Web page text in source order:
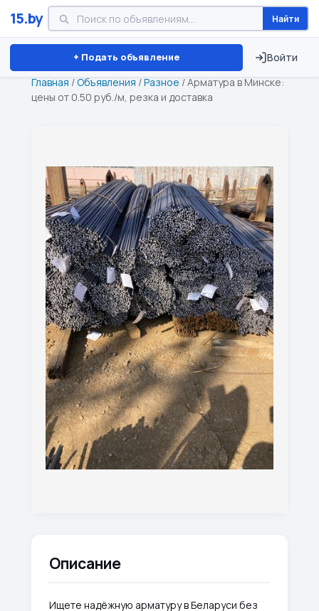
15.by Найти
+ Подать объявление Войти
Минск Витебск Брест ⏱ ТОЛЬКО 15 ДНЕЙ
Главная /Объявления /Разное /Арматура в Минске:
цены от 0.50 руб./м, резка и доставка
Описание
Ищете надёжную арматуру в Беларуси без